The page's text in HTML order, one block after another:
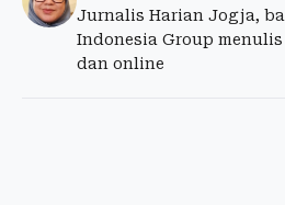
Jurnalis Harian Jogja,
Indonesia Group
dan online